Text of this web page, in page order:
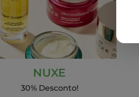
NUXE
30% Desconto!